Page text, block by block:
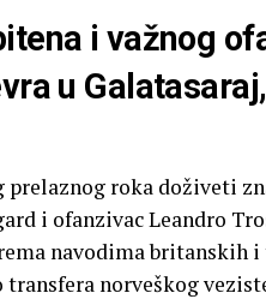
i važnog
u
roka doživeti
i ofanzivac Leandro
navodima britanskih
norveškog